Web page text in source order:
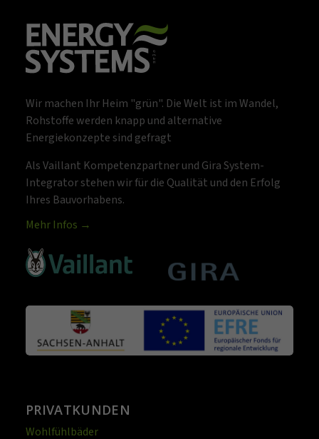
Wir machen Ihr Heim "grün". Die Welt ist im Wandel,
Rohstoffe werden knapp und alternative
Energiekonzepte sind gefragt
Als Vaillant Kompetenzpartner und Gira System-
Integrator stehen wir für die Qualität und den Erfolg
Ihres Bauvorhabens.
Mehr Infos →
PRIVATKUNDEN
Wohlfühlbäder